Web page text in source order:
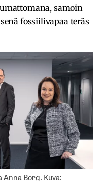
samoin
fossiilivapaa teräs
Borg. Kuva: